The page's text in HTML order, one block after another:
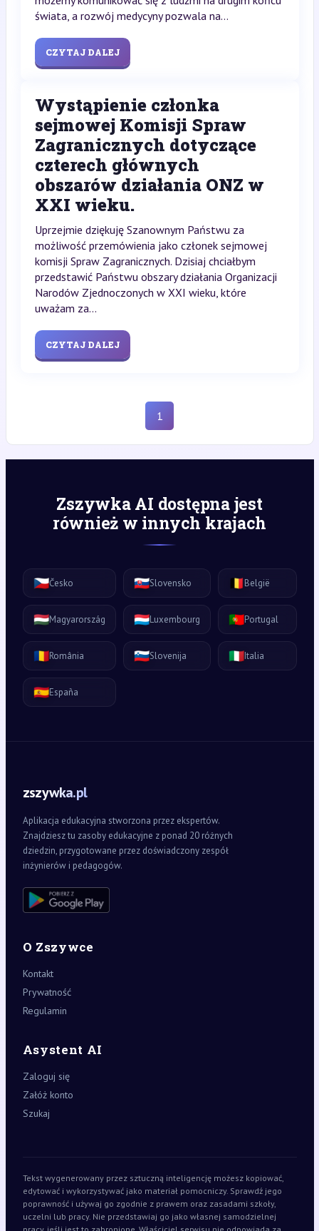
świata, a rozwój medycyny pozwala na...
CZYTAJ DALEJ
Wystąpienie członka
sejmowej Komisji Spraw
Zagranicznych dotyczące
czterech głównych
obszarów działania ONZ w
XXI wieku.
Uprzejmie dziękuję Szanownym Państwu za
możliwość przemówienia jako członek sejmowej
komisji Spraw Zagranicznych. Dzisiaj chciałbym
przedstawić Państwu obszary działania Organizacji
Narodów Zjednoczonych w XXI wieku, które
uważam za...
CZYTAJ DALEJ
1
Zszywka AI dostępna jest
również w innych krajach
🇨🇿Česko 🇸🇰Slovensko 🇧🇪België
🇭🇺Magyarország 🇱🇺Luxembourg 🇵🇹Portugal
🇷🇴România 🇸🇮Slovenija 🇮🇹Italia
🇪🇸España
zszywka.pl
Aplikacja edukacyjna stworzona przez ekspertów.
Znajdziesz tu zasoby edukacyjne z ponad 20 różnych
dziedzin, przygotowane przez doświadczony zespół
inżynierów i pedagogów.
O Zszywce
Kontakt
Prywatność
Regulamin
Asystent AI
Zaloguj się
Załóż konto
Szukaj
Tekst wygenerowany przez sztuczną inteligencję możesz kopiować,
edytować i wykorzystywać jako materiał pomocniczy. Sprawdź jego
poprawność i używaj go zgodnie z prawem oraz zasadami szkoły,
uczelni lub pracy. Nie przedstawiaj go jako własnej samodzielnej